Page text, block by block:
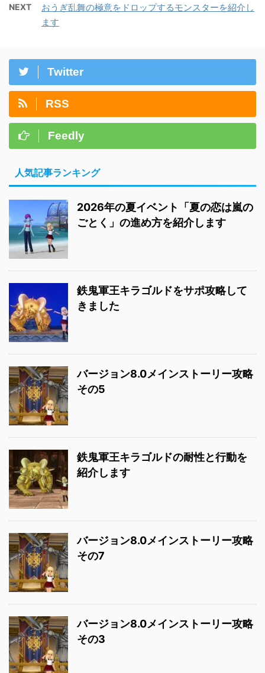
NEXT
おうぎ乱舞の極意をドロップするモンスターを紹介し
ます
Twitter
RSS
Feedly
人気記事ランキング
2026年の夏イベント「夏の恋は嵐の
ごとく」の進め方を紹介します
鉄鬼軍王キラゴルドをサポ攻略して
きました
バージョン8.0メインストーリー攻略
その5
鉄鬼軍王キラゴルドの耐性と行動を
紹介します
バージョン8.0メインストーリー攻略
その7
バージョン8.0メインストーリー攻略
その3